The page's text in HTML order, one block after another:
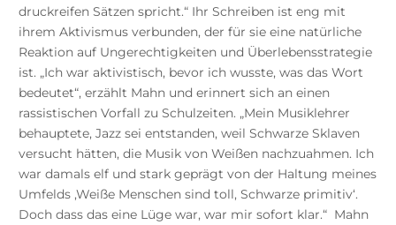
druckreifen Sätzen spricht.“ Ihr Schreiben ist eng mit
ihrem Aktivismus verbunden, der für sie eine natürliche
Reaktion auf Ungerechtigkeiten und Überlebensstrategie
ist. „Ich war aktivistisch, bevor ich wusste, was das Wort
bedeutet“, erzählt Mahn und erinnert sich an einen
rassistischen Vorfall zu Schulzeiten. „Mein Musiklehrer
behauptete, Jazz sei entstanden, weil Schwarze Sklaven
versucht hätten, die Musik von Weißen nachzuahmen. Ich
war damals elf und stark geprägt von der Haltung meines
Umfelds ‚Weiße Menschen sind toll, Schwarze primitiv‘.
Doch dass das eine Lüge war, war mir sofort klar.“ Mahn